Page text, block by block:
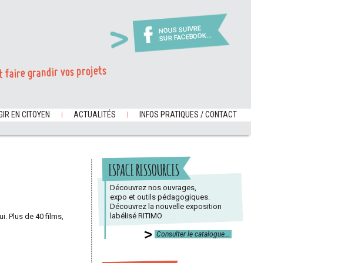
NOUS SUIVRE
SUR FACEBOOK...
faire grandir vos projets
EN CITOYEN ACTUALITÉS INFOS PRATIQUES / CONTACT
Plus de 40 films,
ESPACE RESSOURCES
Découvrez nos ouvrages,
expo et outils pédagogiques.
Découvrez la nouvelle exposition
labélisé RITIMO
Consulter le catalogue...